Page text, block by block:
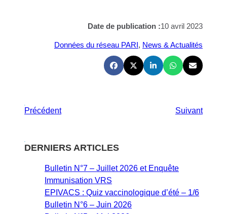
Date de publication :10 avril 2023
Données du réseau PARI, News & Actualités
Précédent Suivant
DERNIERS ARTICLES
Bulletin N°7 – Juillet 2026 et Enquête
Immunisation VRS
EPIVACS : Quiz vaccinologique d’été – 1/6
Bulletin N°6 – Juin 2026